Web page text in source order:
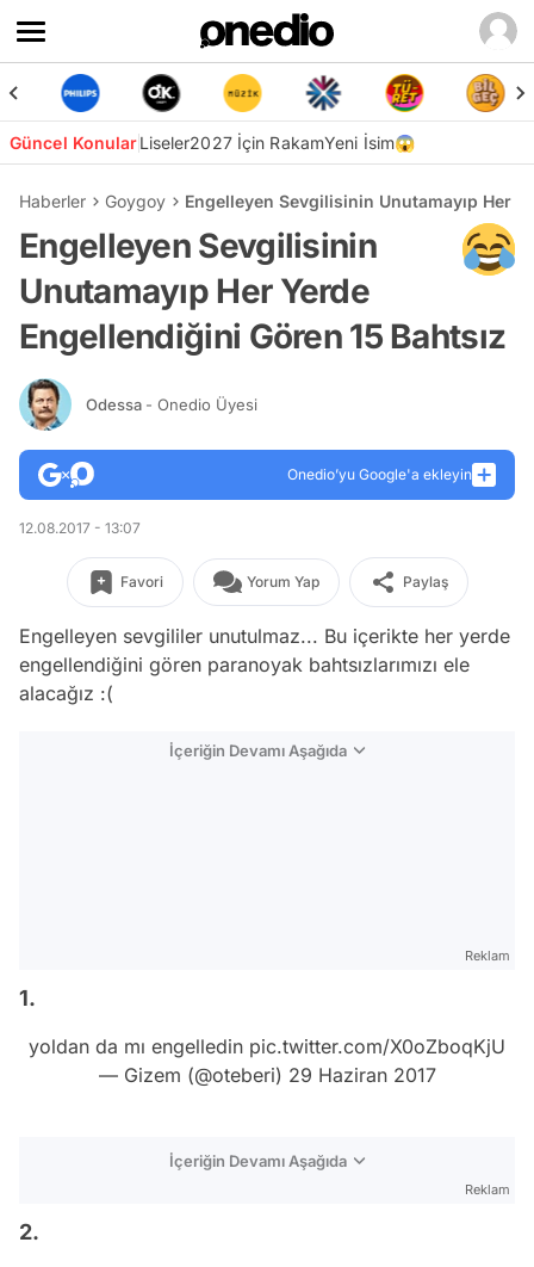
Güncel KonularLiseler2027 İçin RakamYeni İsim😱
Haberler Goygoy Engelleyen Sevgilisinin Unutamayıp Her
Engelleyen Sevgilisinin
Unutamayıp Her Yerde
Engellendiğini Gören 15 Bahtsız
Odessa - Onedio Üyesi
Onedio’yu Google'a ekleyin
12.08.2017 - 13:07
Favori Yorum Yap Paylaş
Engelleyen sevgililer unutulmaz... Bu içerikte her yerde
engellendiğini gören paranoyak bahtsızlarımızı ele
alacağız :(
İçeriğin Devamı Aşağıda
Reklam
1.
yoldan da mı engelledin pic.twitter.com/X0oZboqKjU
— Gizem (@oteberi) 29 Haziran 2017
İçeriğin Devamı Aşağıda
Reklam
2.